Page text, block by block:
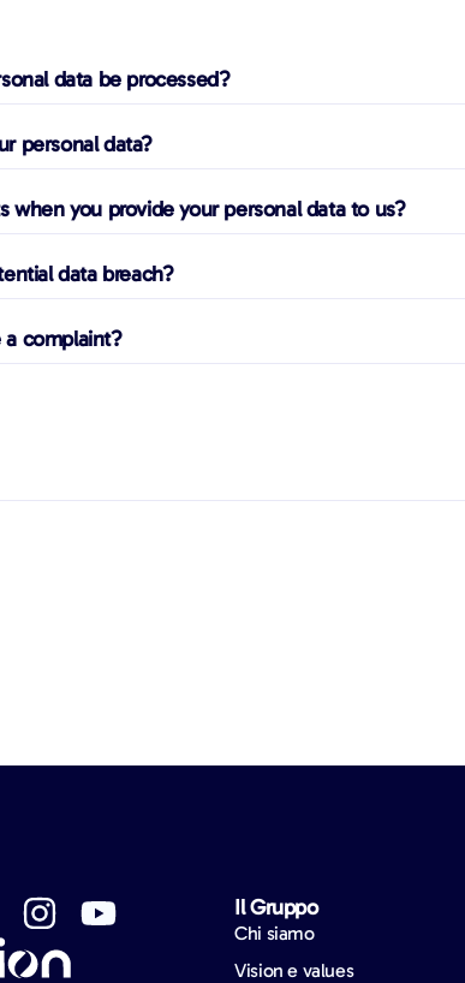
data be processed?
personal data?
when you provide your personal data to us?
data breach?
a complaint?
Il Gruppo
Chi siamo
Vision e values